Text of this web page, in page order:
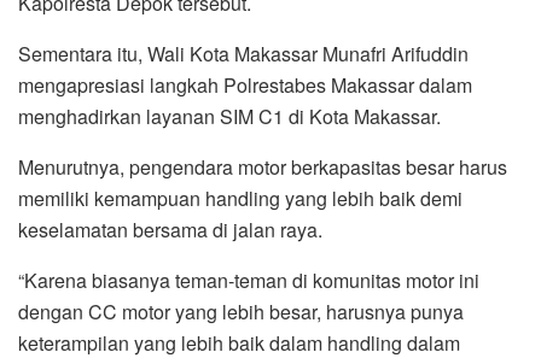
Sementara itu, Wali Kota Makassar Munafri Arifuddin
mengapresiasi langkah Polrestabes Makassar dalam
menghadirkan layanan SIM C1 di Kota Makassar.
Menurutnya, pengendara motor berkapasitas besar harus
memiliki kemampuan handling yang lebih baik demi
keselamatan bersama di jalan raya.
“Karena biasanya teman-teman di komunitas motor ini
dengan CC motor yang lebih besar, harusnya punya
keterampilan yang lebih baik dalam handling dalam